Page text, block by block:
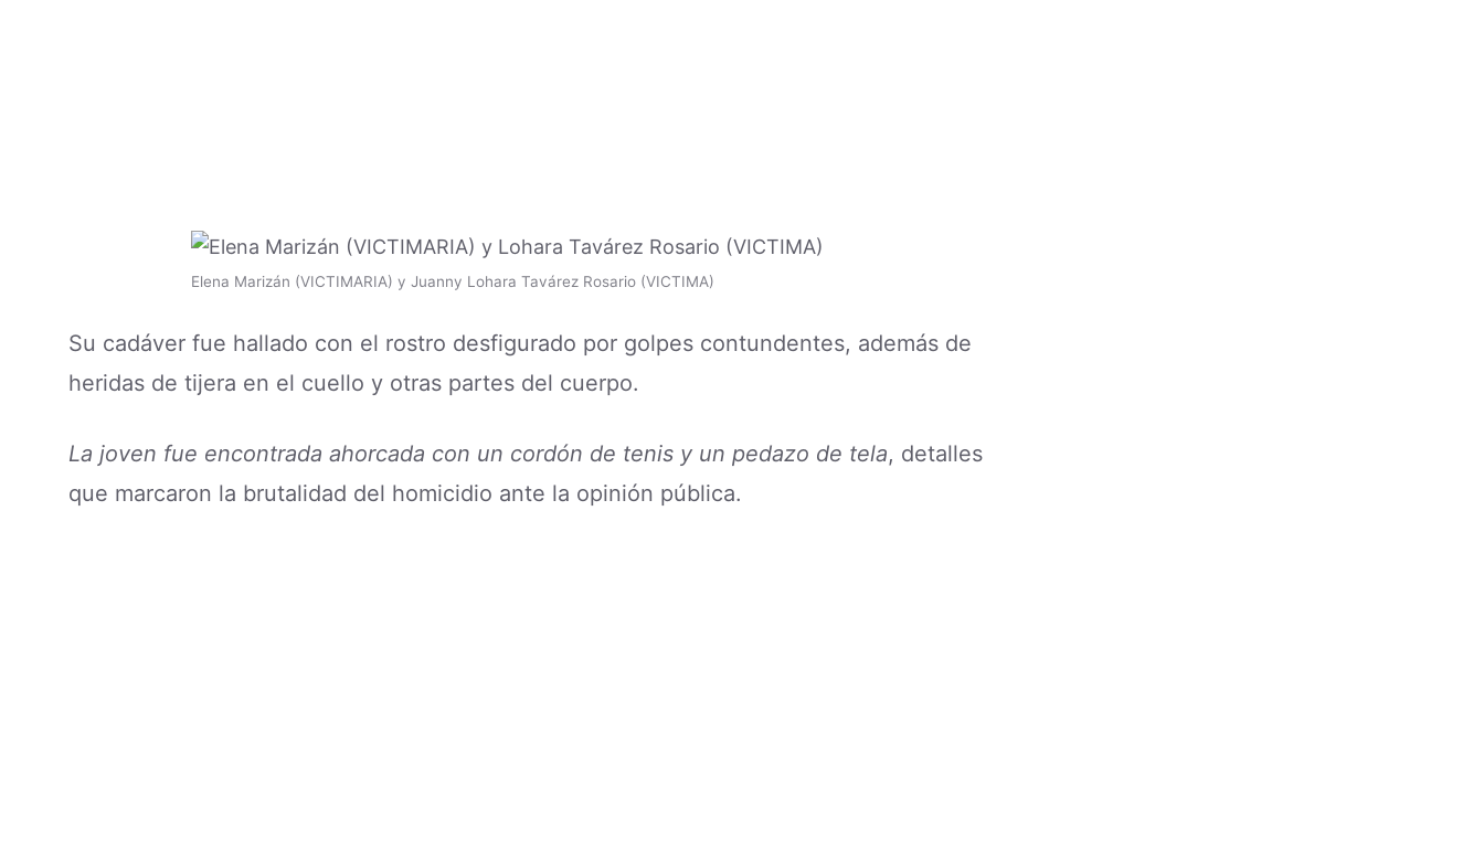
Elena Marizán (VICTIMARIA) y Juanny Lohara Tavárez Rosario (VICTIMA)
Su cadáver fue hallado con el rostro desfigurado por golpes contundentes, además de
heridas de tijera en el cuello y otras partes del cuerpo.
La joven fue encontrada ahorcada con un cordón de tenis y un pedazo de tela, detalles
que marcaron la brutalidad del homicidio ante la opinión pública.